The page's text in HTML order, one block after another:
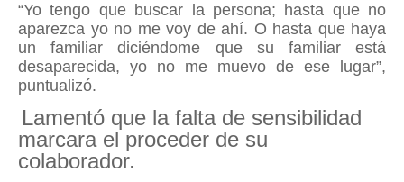
“Yo tengo que buscar la persona; hasta que no
aparezca yo no me voy de ahí. O hasta que haya
un familiar diciéndome que su familiar está
desaparecida, yo no me muevo de ese lugar”,
puntualizó.
Lamentó que la falta de sensibilidad
marcara el proceder de su
colaborador.